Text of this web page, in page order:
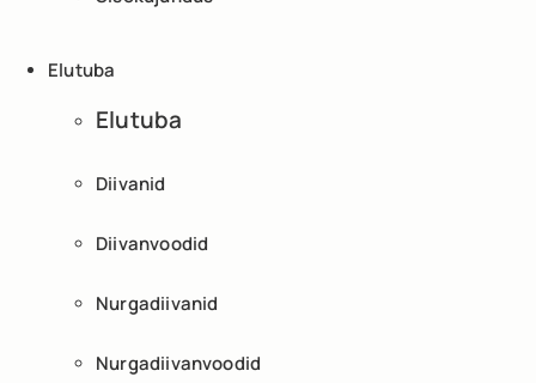
Elutuba
Elutuba
Diivanid
Diivanvoodid
Nurgadiivanid
Nurgadiivanvoodid